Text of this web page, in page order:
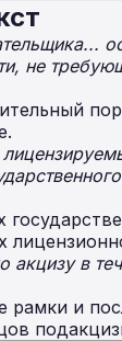
не
акцизу в
рамки и